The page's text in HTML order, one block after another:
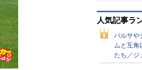
人気記事ラ
バルサ
ムと互角
たち／ジ